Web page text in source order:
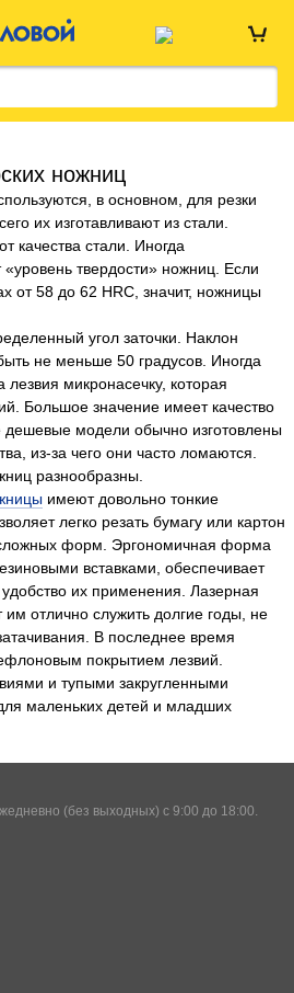
ножниц
в основном, для резки
их изготавливают из стали.
качества стали. Иногда
твердости» ножниц. Если
от 58 до 62 HRC, значит, ножницы
угол заточки. Наклон
не меньше 50 градусов. Иногда
лезвия микронасечку, которая
Большое значение имеет качество
дешевые модели обычно изготовлены
из-за чего они часто ломаются.
разнообразны.
имеют довольно тонкие
легко резать бумагу или картон
форм. Эргономичная форма
вставками, обеспечивает
их применения. Лазерная
им отлично служить долгие годы, не
В последнее время
покрытием лезвий.
и тупыми закругленными
маленьких детей и младших
(без выходных) с 9:00 до 18:00.